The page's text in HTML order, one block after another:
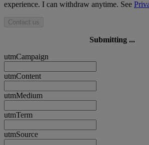
experience. I can withdraw anytime. See
Contact us
Submitting ...
utmCampaign
utmContent
utmMedium
utmTerm
utmSource